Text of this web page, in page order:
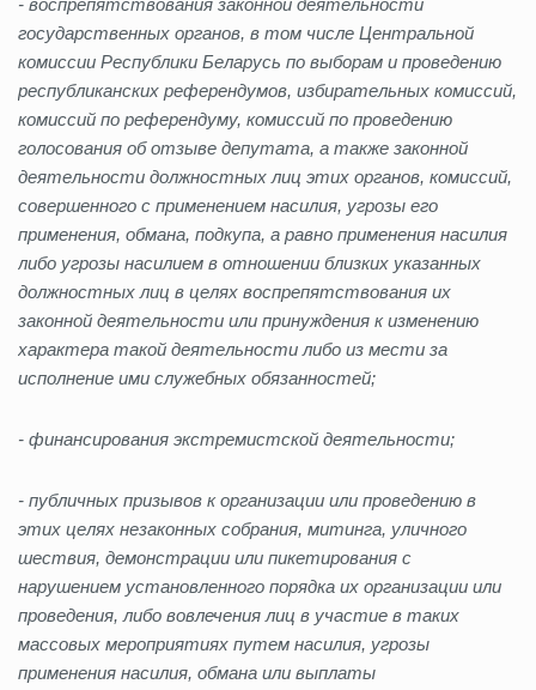
- воспрепятствования законной деятельности
государственных органов, в том числе Центральной
комиссии Республики Беларусь по выборам и проведению
республиканских референдумов, избирательных комиссий,
комиссий по референдуму, комиссий по проведению
голосования об отзыве депутата, а также законной
деятельности должностных лиц этих органов, комиссий,
совершенного с применением насилия, угрозы его
применения, обмана, подкупа, а равно применения насилия
либо угрозы насилием в отношении близких указанных
должностных лиц в целях воспрепятствования их
законной деятельности или принуждения к изменению
характера такой деятельности либо из мести за
исполнение ими служебных обязанностей;
- финансирования экстремистской деятельности;
- публичных призывов к организации или проведению в
этих целях незаконных собрания, митинга, уличного
шествия, демонстрации или пикетирования с
нарушением установленного порядка их организации или
проведения, либо вовлечения лиц в участие в таких
массовых мероприятиях путем насилия, угрозы
применения насилия, обмана или выплаты